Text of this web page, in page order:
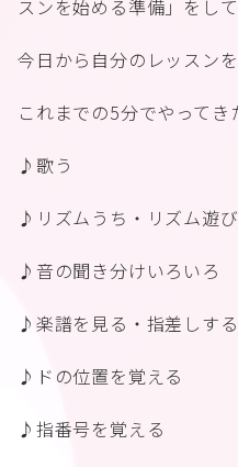
スンを始める準備」をして
今日から自分のレッスン
これまでの5分でやって
♪歌う
♪リズムうち・リズム遊び
♪音の聞き分けいろいろ
♪楽譜を見る・指差しする
♪ドの位置を覚える
♪指番号を覚える